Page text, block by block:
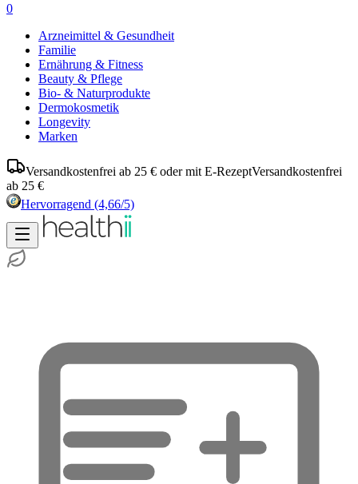
0
Arzneimittel & Gesundheit
Familie
Ernährung & Fitness
Beauty & Pflege
Bio- & Naturprodukte
Dermokosmetik
Longevity
Marken
Versandkostenfrei ab 25 € oder mit E-RezeptVersandkostenfrei
ab 25 €
Hervorragend (4,66/5)